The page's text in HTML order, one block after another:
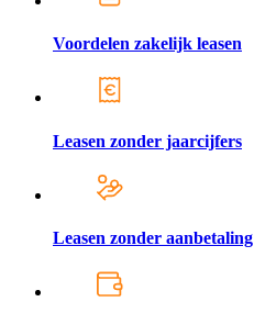
Voordelen zakelijk leasen
Leasen zonder jaarcijfers
Leasen zonder aanbetaling